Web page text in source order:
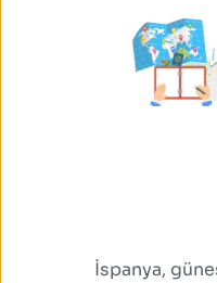
İspanya,